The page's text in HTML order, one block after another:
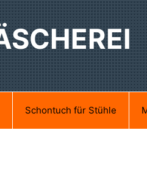
Schontuch für Stühle